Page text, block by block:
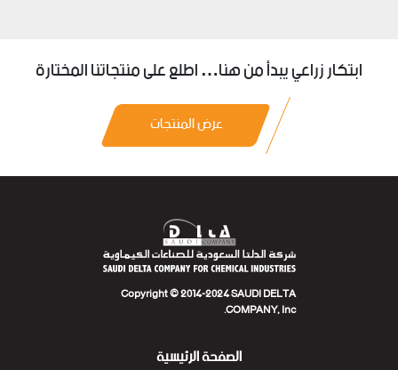
ابتكار زراعي يبدأ من هنا… اطلع على منتجاتنا المختارة
عرض المنتجات
Copyright © 2014-2024 SAUDI DELTA
COMPANY, Inc.
الصفحة الرئيسية